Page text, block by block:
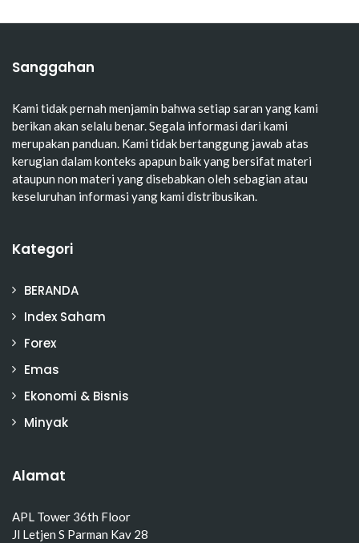
Sanggahan
Kami tidak pernah menjamin bahwa setiap saran yang kami
berikan akan selalu benar. Segala informasi dari kami
merupakan panduan. Kami tidak bertanggung jawab atas
kerugian dalam konteks apapun baik yang bersifat materi
ataupun non materi yang disebabkan oleh sebagian atau
keseluruhan informasi yang kami distribusikan.
Kategori
BERANDA
Index Saham
Forex
Emas
Ekonomi & Bisnis
Minyak
Alamat
APL Tower 36th Floor
Jl Letjen S Parman Kav 28